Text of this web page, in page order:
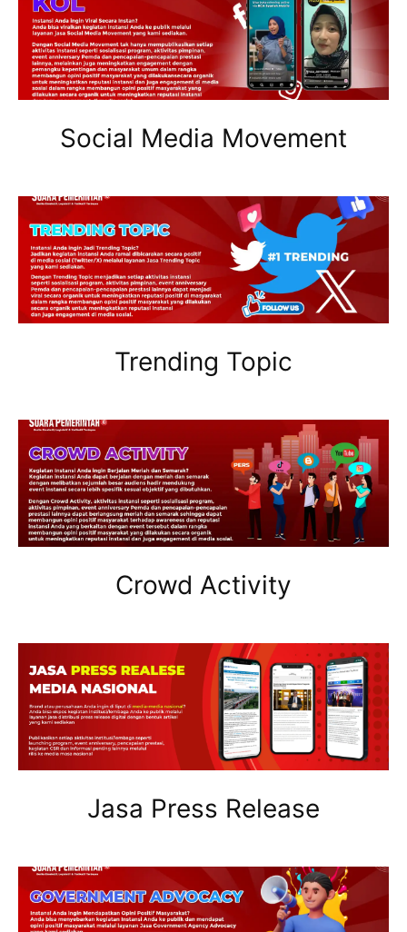
Social Media Movement
Trending Topic
Crowd Activity
Jasa Press Release